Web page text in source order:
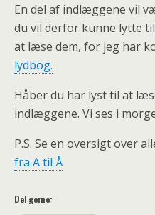
En del af indlæggene vil
du vil derfor kunne lytte
at læse dem, for jeg har
lydbog.
Håber du har lyst til at
indlæggene. Vi ses i
P.S. Se en oversigt over
fra A til Å
Del gerne: